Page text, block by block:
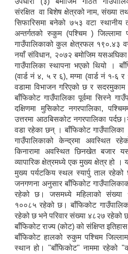
संरक्षित वा बिशेष क्षेत्रको नाम, संख्या
सिफारिसमा बनेको ७५३ वटा
अन्तर्गतको रुकुम (पश्चिम ) जिल्लामा
गाउँपालिकाको कुल क्षेत्रफल १९०.४३
नयाँ संविधान, २०७२ बमोजिम यसअघिका
गाउँपालिका स्थापना भएको थियो ।
(वार्ड नं ४, ५ र ६), मग्मा (वार्ड नं १-६
वडामा विभाजन गरिएको छ र
बाँफिकोट गाउँपालिका पूर्वमा सिस्ने
दक्षिणमा मुसिकोट नगरपालिका,
उत्तरमा आठबिसकोट नगरपालिका
वडा रहेका छन् । बाँफिकोट
गाउँपालिकाको केन्द्रमा अवस्थित
किनारामा अवस्थित छिनखेत बजार
व्यापारिक क्षेत्रमध्ये एक मुख्य क्षेत्र हो ।
मुख्य पर्यटकिय स्थल स्यार्पु ताल
जनगणना अनुसार बाँफिकोट
रहेको छ। जसमध्ये महिलाको
१००८५ रहेको छ। बाँफिकोट
रहेको छ भने परिवार संख्या ४८२७ रहेको
बाँफिकोट राज्य (कोट) को संक्षिप्त
बाँफिकोट हालको रुकुम पश्चिम
स्थान हो। "बाँफिकोट" नाममा रहेको